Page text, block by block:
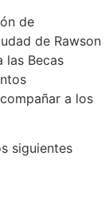
de
de Rawson
las Becas
a los
siguientes